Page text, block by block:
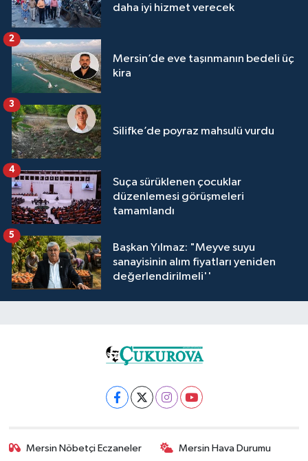
daha iyi hizmet verecek
Mersin’de eve taşınmanın bedeli üç
kira
2
Silifke’de poyraz mahsulü vurdu
3
Suça sürüklenen çocuklar
düzenlemesi görüşmeleri
tamamlandı
4
Başkan Yılmaz: "Meyve suyu
sanayisinin alım fiyatları yeniden
değerlendirilmeli''
5
Mersin Nöbetçi Eczaneler Mersin Hava Durumu